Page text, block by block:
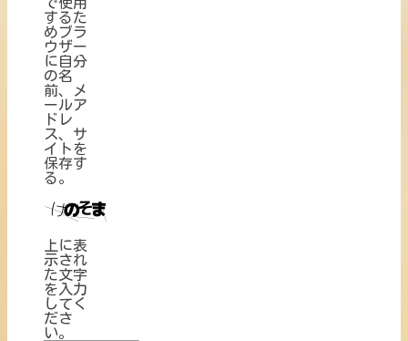
するた
めブラ
ウザー
に自分
の名
前、メ
ールア
ドレ
ス、サ
イトを
保存す
る。
上に表
示され
た文字
を入力
してく
ださ
い。